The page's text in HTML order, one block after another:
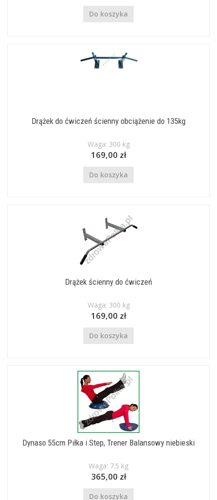
Do koszyka
Drążek do ćwiczeń ścienny obciążenie do 135kg
Waga: 300 kg
169,00 zł
Do koszyka
Drążek ścienny do ćwiczeń
Waga: 300 kg
169,00 zł
Do koszyka
Dynaso 55cm Piłka i Step, Trener Balansowy niebieski
Waga: 7.5 kg
365,00 zł
Do koszyka